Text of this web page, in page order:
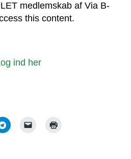
medlemskab af Via B-
this content.
ind her